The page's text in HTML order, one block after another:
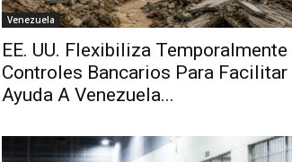
Venezuela
EE. UU. Flexibiliza Temporalmente
Controles Bancarios Para Facilitar
Ayuda A Venezuela...